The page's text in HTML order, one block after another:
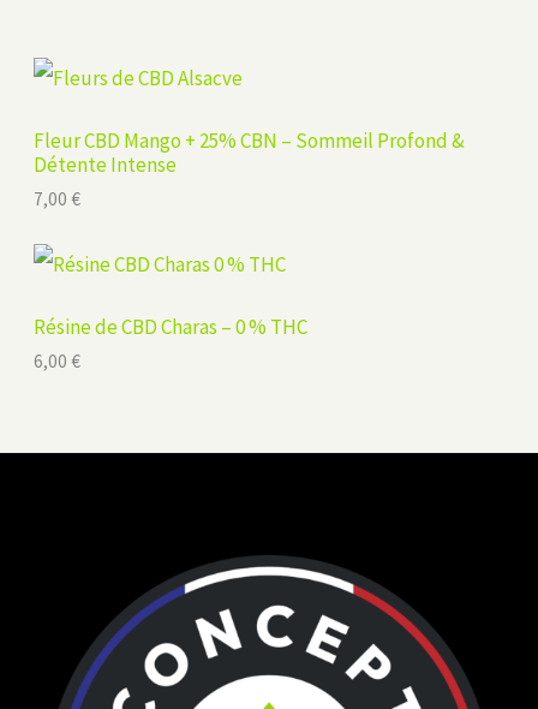
Fleur CBD Mango + 25% CBN – Sommeil Profond &
Détente Intense
7,00 €
Résine de CBD Charas – 0 % THC
6,00 €